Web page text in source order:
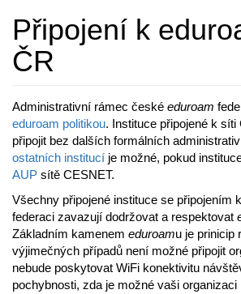
Připojení k
ČR
Administrativní rámec české eduroam
eduroam politikou. Instituce připojené k
připojit bez dalších formálních
ostatních institucí je možné, pokud
AUP sítě CESNET.
Všechny připojené instituce se připojením
federaci zavazují dodržovat a respektovat
Základním kamenem eduroamu je prinicip
výjimečných případů není možné připojit
nebude poskytovat WiFi konektivitu
pochybnosti, zda je možné vaši organizaci